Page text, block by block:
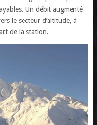
Un débit augmenté
le secteur d’altitude, à
de la station.